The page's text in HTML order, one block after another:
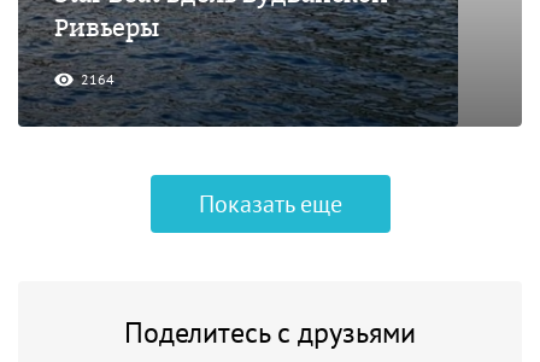
Ривьеры
2164
Показать еще
Поделитесь с друзьями